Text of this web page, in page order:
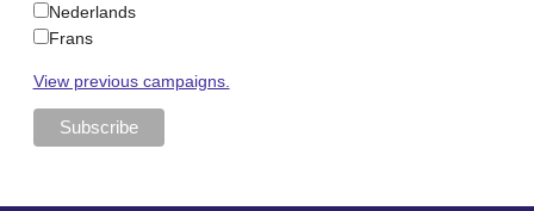
Nederlands
Frans
View previous campaigns.